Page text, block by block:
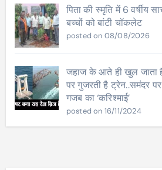
पिता की स्मृति में 6 वर्षीय
बच्चों को बांटी चॉकलेट
posted on 08/08/2026
जहाज के आते ही खुल जाता
पर गुजरती है ट्रेन..समंदर
गजब का ‘करिश्‍माई’
posted on 16/11/2024